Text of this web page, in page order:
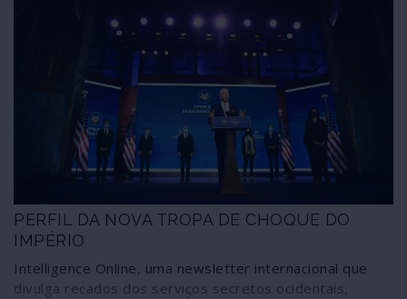
PERFIL DA NOVA TROPA DE CHOQUE DO
IMPÉRIO
Intelligence Online, uma newsletter internacional que
divulga recados dos serviços secretos ocidentais,